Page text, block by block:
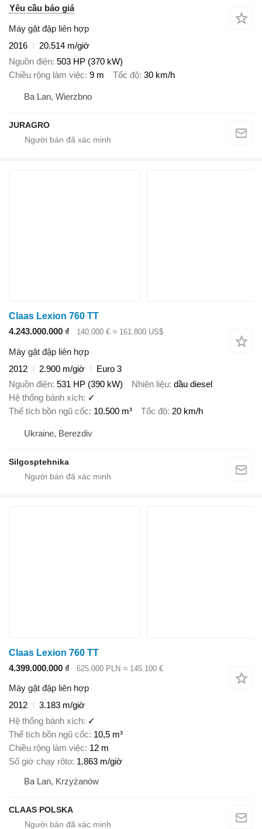
Yêu cầu báo giá
Máy gặt đập liên hợp
2016
20.514 m/giờ
Nguồn điện 503 HP (370 kW)
Chiều rộng làm việc 9 m Tốc độ 30 km/h
Ba Lan, Wierzbno
JURAGRO
Claas Lexion 760 TT
4.243.000.000 ₫
140.000 € ≈ 161.800 US$
Máy gặt đập liên hợp
2012
2.900 m/giờ
Euro 3
Nguồn điện 531 HP (390 kW) Nhiên liệu dầu diesel
Hệ thống bánh xích ✓
Thể tích bồn ngũ cốc 10.500 m³ Tốc độ 20 km/h
Ukraine, Berezdiv
Silgosptehnika
Claas Lexion 760 TT
4.399.000.000 ₫
625.000 PLN ≈ 145.100 €
Máy gặt đập liên hợp
2012
3.183 m/giờ
Hệ thống bánh xích ✓
Thể tích bồn ngũ cốc 10,5 m³
Chiều rộng làm việc 12 m
Số giờ chạy rôto 1.863 m/giờ
Ba Lan, Krzyżanów
CLAAS POLSKA